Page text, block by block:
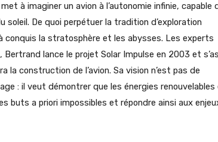
à imaginer un avion à l’autonomie infinie, capable
soleil. De quoi perpétuer la tradition d’exploration
conquis la stratosphère et les abysses. Les experts
lance le projet Solar Impulse en 2003 et
la construction de l’avion. Sa vision n’est pas de
: il veut démontrer que les énergies renouvelables
buts a priori impossibles et répondre ainsi aux